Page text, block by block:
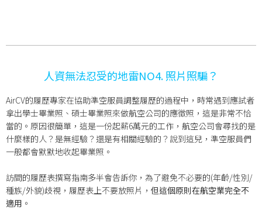
人資無法忍受的地雷NO4. 照片照騙？
AirCV的履歷專家在協助準空服員調整履歷的過程中，時常遇到應試者
拿出學士畢業照、碩士畢業照來做航空公司的應徵照，這是非常不恰
當的。原因很簡單，這是一份起薪6萬元的工作，航空公司會尋找的是
什麼樣的人？是無經驗？還是有相關經驗的？說到這兒，準空服員們
一般都會默默地收起畢業照。
訪間的履歷表撰寫指南多半會告訴你，為了避免不必要的(年齡/性別/
種族/外貌)歧視，履歷表上不要放照片， 但這個原則在航空業完全不
適用 。